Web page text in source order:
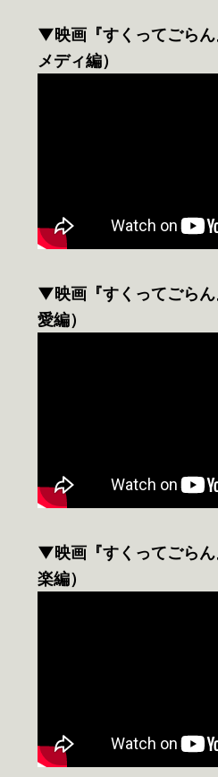
▼映画『すくってごら
メディ編）
▼映画『すくってごら
愛編）
▼映画『すくってごら
楽編）